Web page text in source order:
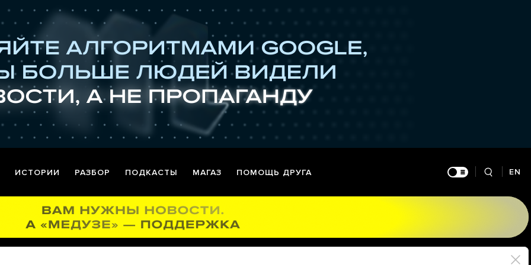
ИСТОРИИ РАЗБОР ПОДКАСТЫ МАГАЗ ПОМОЩЬ ДРУГА EN